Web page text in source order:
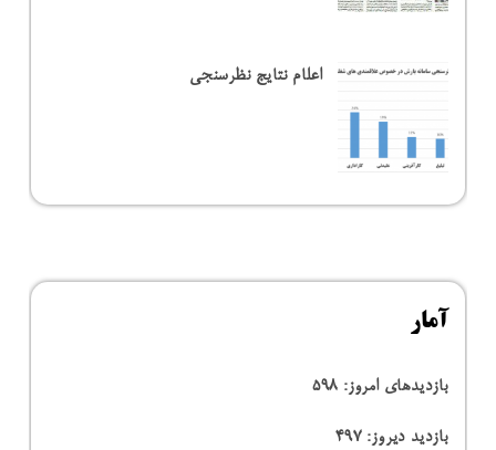
اعلام نتایج نظرسنجی
آمار
بازدیدهای امروز: 598
بازدید دیروز:497